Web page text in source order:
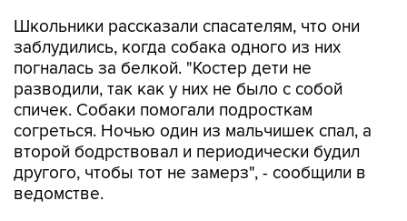
Школьники рассказали спасателям, что они
заблудились, когда собака одного из них
погналась за белкой. "Костер дети не
разводили, так как у них не было с собой
спичек. Собаки помогали подросткам
согреться. Ночью один из мальчишек спал, а
второй бодрствовал и периодически будил
другого, чтобы тот не замерз", - сообщили в
ведомстве.